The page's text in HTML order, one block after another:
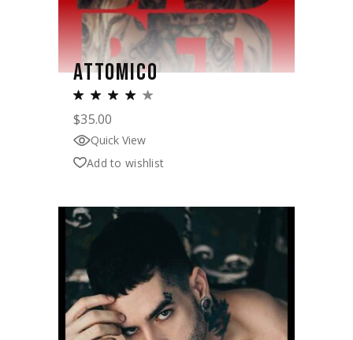
ATTOMICO
$35.00
Quick View
Add to wishlist